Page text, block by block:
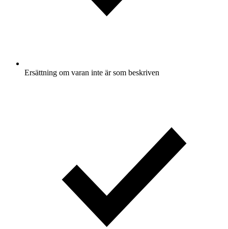
Ersättning om varan inte är som beskriven